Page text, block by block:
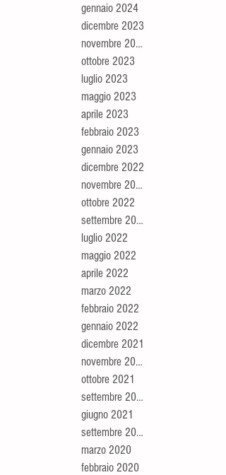
gennaio 2024
dicembre 2023
novembre 2023
ottobre 2023
luglio 2023
maggio 2023
aprile 2023
febbraio 2023
gennaio 2023
dicembre 2022
novembre 2022
ottobre 2022
settembre 2022
luglio 2022
maggio 2022
aprile 2022
marzo 2022
febbraio 2022
gennaio 2022
dicembre 2021
novembre 2021
ottobre 2021
settembre 2021
giugno 2021
settembre 2020
marzo 2020
febbraio 2020